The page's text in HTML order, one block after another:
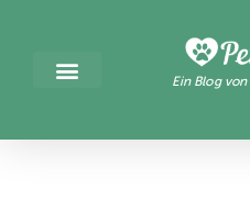
Ein Blog von